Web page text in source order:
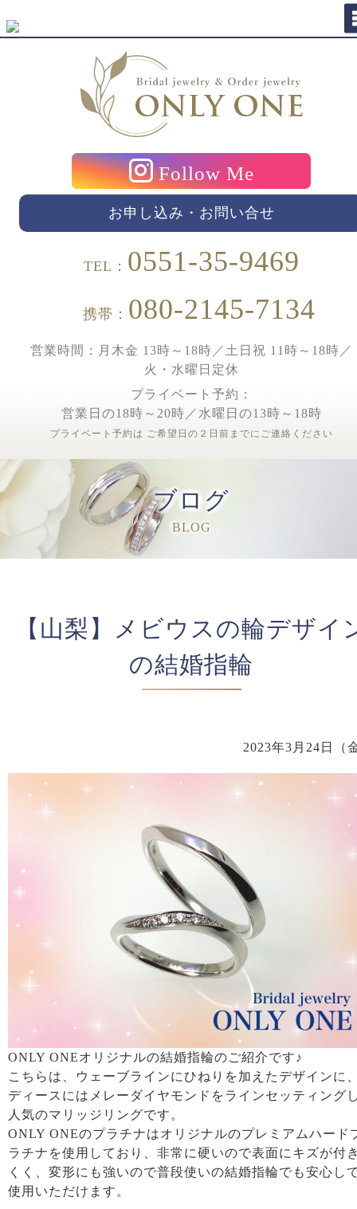
Follow Me
お申し込み・お問い合せ
TEL： 0551-35-9469
携帯： 080-2145-7134
営業時間：月木金 13時～18時／土日祝 11時～18時／
火・水曜日定休
プライベート予約：
営業日の18時～20時／水曜日の13時～18時
プライベート予約は ご希望日の２日前までにご連絡ください
ブログ
BLOG
【山梨】メビウスの輪デザイ
の結婚指輪
2023年3月24日（
ONLY ONEオリジナルの結婚指輪のご紹介です♪
こちらは、ウェーブラインにひねりを加えたデザインに
ディースにはメレーダイヤモンドをラインセッティング
人気のマリッジリングです。
ONLY ONEのプラチナはオリジナルのプレミアムハード
ラチナを使用しており、非常に硬いので表面にキズが付
くく、変形にも強いので普段使いの結婚指輪でも安心し
使用いただけます。